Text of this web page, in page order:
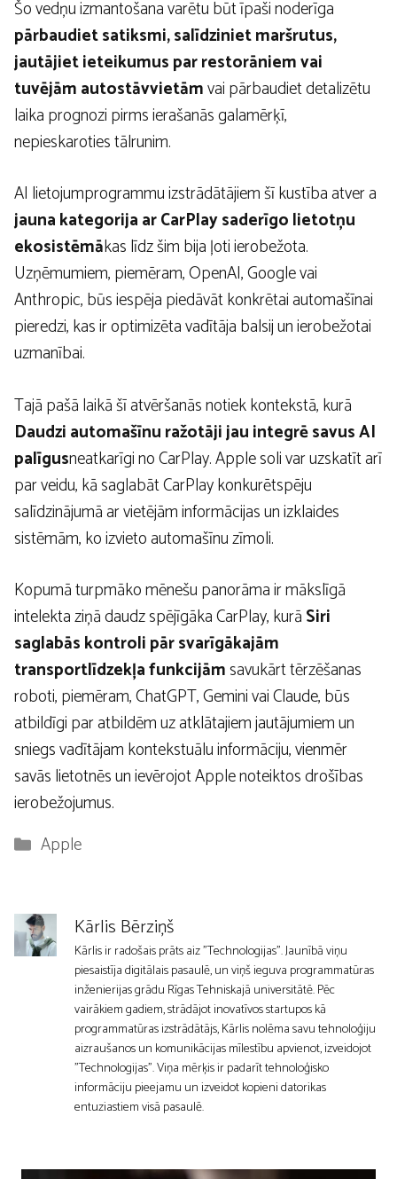
Šo vedņu izmantošana varētu būt īpaši noderīga
pārbaudiet satiksmi, salīdziniet maršrutus,
jautājiet ieteikumus par restorāniem vai
tuvējām autostāvvietāmvai pārbaudiet detalizētu
laika prognozi pirms ierašanās galamērķī,
nepieskaroties tālrunim.
AI lietojumprogrammu izstrādātājiem šī kustība atver a
jauna kategorija ar CarPlay saderīgo lietotņu
ekosistēmākas līdz šim bija ļoti ierobežota.
Uzņēmumiem, piemēram, OpenAI, Google vai
Anthropic, būs iespēja piedāvāt konkrētai automašīnai
pieredzi, kas ir optimizēta vadītāja balsij un ierobežotai
uzmanībai.
Tajā pašā laikā šī atvēršanās notiek kontekstā, kurā
Daudzi automašīnu ražotāji jau integrē savus AI
palīgusneatkarīgi no CarPlay. Apple soli var uzskatīt arī
par veidu, kā saglabāt CarPlay konkurētspēju
salīdzinājumā ar vietējām informācijas un izklaides
sistēmām, ko izvieto automašīnu zīmoli.
Kopumā turpmāko mēnešu panorāma ir mākslīgā
intelekta ziņā daudz spējīgāka CarPlay, kurāSiri
saglabās kontroli pār svarīgākajām
transportlīdzekļa funkcijāmsavukārt tērzēšanas
roboti, piemēram, ChatGPT, Gemini vai Claude, būs
atbildīgi par atbildēm uz atklātajiem jautājumiem un
sniegs vadītājam kontekstuālu informāciju, vienmēr
savās lietotnēs un ievērojot Apple noteiktos drošības
ierobežojumus.
Kategorijas
Apple
Kārlis Bērziņš
Kārlis ir radošais prāts aiz "Technologijas". Jaunībā viņu
piesaistīja digitālais pasaulē, un viņš ieguva programmatūras
inženierijas grādu Rīgas Tehniskajā universitātē. Pēc
vairākiem gadiem, strādājot inovatīvos startupos kā
programmatūras izstrādātājs, Kārlis nolēma savu tehnoloģiju
aizraušanos un komunikācijas mīlestību apvienot, izveidojot
"Technologijas". Viņa mērķis ir padarīt tehnoloģisko
informāciju pieejamu un izveidot kopieni datorikas
entuziastiem visā pasaulē.